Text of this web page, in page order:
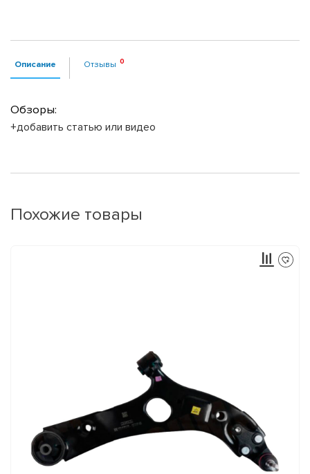
Описание Отзывы
Обзоры:
+добавить статью или видео
Похожие товары